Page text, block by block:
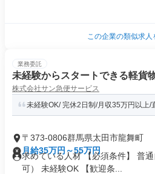
この企業の類似求人
業務委託
未経験からスタートできる軽貨
株式会社サン急便サービス
未経験OK/ 完休2日制/月収35万円以上/
〒373-0806群馬県太田市龍舞町
月給35万円～55万円
求めている人材 【必須条件】 普
可） 未経験OK 【歓迎条...